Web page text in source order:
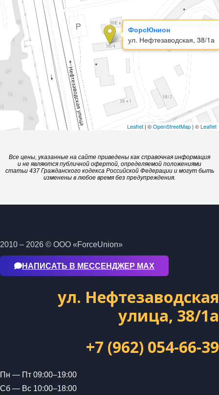
ФорсЮнион
ул. Нефтезаводская, 38/1а
Leaflet | ©OpenStreetMap | ©Leaflet
Все цены, указанные на сайте приведены как справочная информация
и не являются публичной офертой, определяемой положениями
статьи 437 Гражданского кодекса Российской Федерации и могут быть
изменены в любое время без предупреждения.
2010 – 2026 © ООО «ForceUnion»
НАПИСАТЬ В МЕССЕНДЖЕР МАХ
ул. Нефтезаводская
улица, 38/1а
+7 (962) 054-66-39
Пн — Пт 09:00–19:00
Сб — Вс 10:00–18:00